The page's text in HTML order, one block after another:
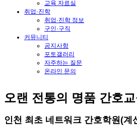
교육 자료실
취업·진학
취업·진학 정보
구인·구직
커뮤니티
공지사항
포토갤러리
자주하는 질문
온라인 문의
오랜 전통의 명품 간호
인천 최초 네트워크 간호학원(계